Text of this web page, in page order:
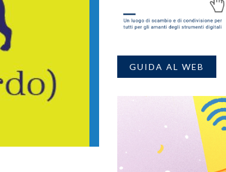
GUIDA AL WEB